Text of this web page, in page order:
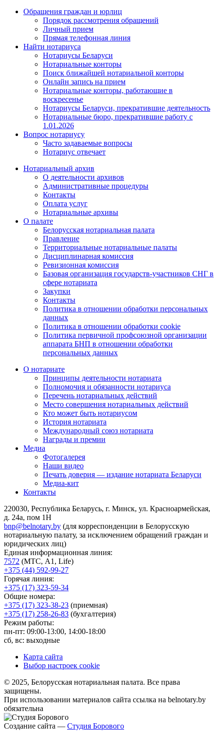
Обращения граждан и юрлиц
Порядок рассмотрения обращений
Личный прием
Прямая телефонная линия
Найти нотариуса
Нотариусы Беларуси
Нотариальные конторы
Поиск ближайшей нотариальной конторы
Онлайн запись на прием
Нотариальные конторы, работающие в
воскресенье
Нотариусы Беларуси, прекратившие деятельность
Нотариальные бюро, прекратившие работу с
1.01.2026
Вопрос нотариусу
Часто задаваемые вопросы
Нотариус отвечает
Нотариальный архив
О деятельности архивов
Административные процедуры
Контакты
Оплата услуг
Нотариальные архивы
О палате
Белорусская нотариальная палата
Правление
Территориальные нотариальные палаты
Дисциплинарная комиссия
Ревизионная комиссия
Базовая организация государств-участников СНГ в
сфере нотариата
Закупки
Контакты
Политика в отношении обработки персональных
данных
Политика в отношении обработки cookie
Политика первичной профсоюзной организации
аппарата БНП в отношении обработки
персональных данных
О нотариате
Принципы деятельности нотариата
Полномочия и обязанности нотариуса
Перечень нотариальных действий
Место совершения нотариальных действий
Кто может быть нотариусом
История нотариата
Международный союз нотариата
Награды и премии
Медиа
Фотогалерея
Наши видео
Печать доверия — издание нотариата Беларуси
Медиа-кит
Контакты
220030, Республика Беларусь, г. Минск, ул. Красноармейская,
д. 24а, пом 1Н
bnp@belnotary.by (для корреспонденции в Белорусскую
нотариальную палату, за исключением обращений граждан и
юридических лиц)
Единая информационная линия:
7572 (МТС, A1, Life)
+375 (44) 592-99-27
Горячая линия:
+375 (17) 323-59-34
Общие номера:
+375 (17) 323-38-23 (приемная)
+375 (17) 258-26-83 (бухгалтерия)
Режим работы:
пн-пт: 09:00-13:00, 14:00-18:00
сб, вс: выходные
Карта сайта
Выбор настроек cookie
© 2025, Белорусская нотариальная палата. Все права
защищены.
При использовании материалов сайта ссылка на belnotary.by
обязательна
Создание сайта — Студия Борового